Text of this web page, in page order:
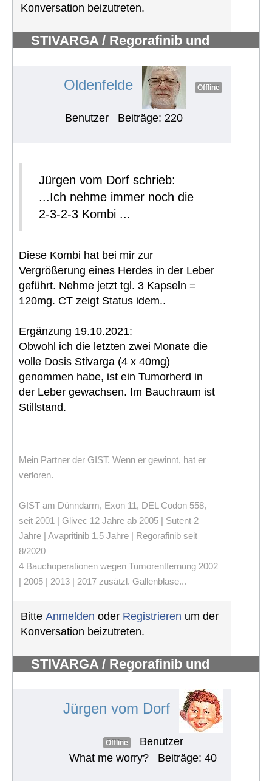
Konversation beizutreten.
STIVARGA / Regorafinib und
Oldenfelde Offline
Benutzer Beiträge: 220
Jürgen vom Dorf schrieb:
...Ich nehme immer noch die
2-3-2-3 Kombi ...
Diese Kombi hat bei mir zur
Vergrößerung eines Herdes in der Leber
geführt. Nehme jetzt tgl. 3 Kapseln =
120mg. CT zeigt Status idem..
Ergänzung 19.10.2021:
Obwohl ich die letzten zwei Monate die
volle Dosis Stivarga (4 x 40mg)
genommen habe, ist ein Tumorherd in
der Leber gewachsen. Im Bauchraum ist
Stillstand.
Mein Partner der GIST. Wenn er gewinnt, hat er
verloren.
GIST am Dünndarm, Exon 11, DEL Codon 558,
seit 2001 | Glivec 12 Jahre ab 2005 | Sutent 2
Jahre | Avapritinib 1,5 Jahre | Regorafinib seit
8/2020
4 Bauchoperationen wegen Tumorentfernung 2002
| 2005 | 2013 | 2017 zusätzl. Gallenblase...
Bitte Anmelden oder Registrieren um der
Konversation beizutreten.
STIVARGA / Regorafinib und
Jürgen vom Dorf
Offline
Benutzer
What me worry?
Beiträge: 40